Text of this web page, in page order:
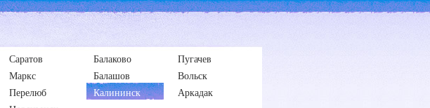
Саратов Балаково
Пугачев
Маркс Балашов
Вольск
Перелюб Калининск
Аркадак